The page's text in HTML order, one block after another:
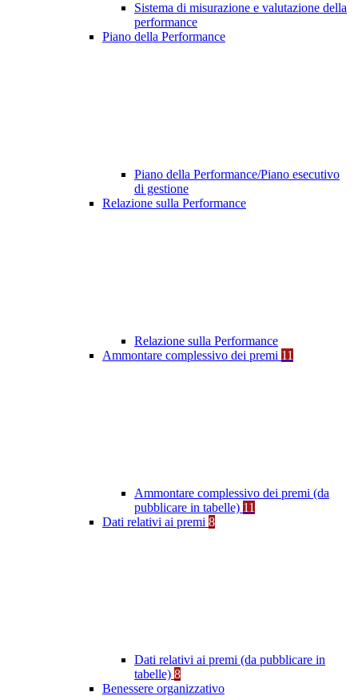
Sistema di misurazione e valutazione della
performance
Piano della Performance
Piano della Performance/Piano esecutivo
di gestione
Relazione sulla Performance
Relazione sulla Performance
Ammontare complessivo dei premi 11
Ammontare complessivo dei premi (da
pubblicare in tabelle) 11
Dati relativi ai premi 8
Dati relativi ai premi (da pubblicare in
tabelle) 8
Benessere organizzativo